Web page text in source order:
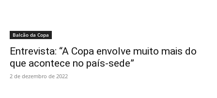
Balcão da Copa
Entrevista: “A Copa envolve muito mais do
que acontece no país-sede”
2 de dezembro de 2022